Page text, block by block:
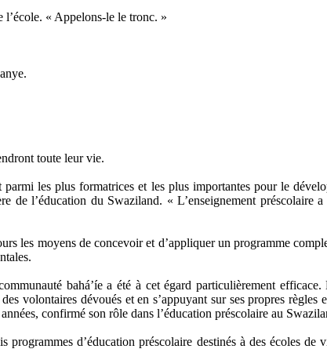
« Appelons-le le tronc. »
toute leur vie.
parmi les plus formatrices et les plus importantes pour le
de l’éducation du Swaziland. « L’enseignement préscolaire
les moyens de concevoir et d’appliquer un programme
bahá’íe a été à cet égard particulièrement efficace.
volontaires dévoués et en s’appuyant sur ses propres
confirmé son rôle dans l’éducation préscolaire au
d’éducation préscolaire destinés à des écoles de